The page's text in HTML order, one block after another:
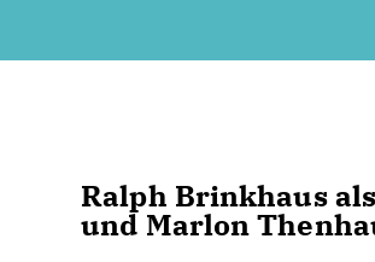
Ralph Brinkhaus
und Marlon